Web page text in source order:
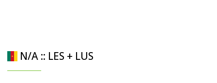
N/A :: LES + LUS